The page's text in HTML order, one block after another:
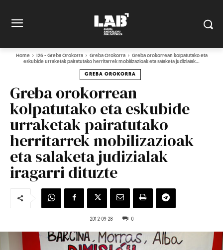
Home I26 - Greba Orokorra Greba Orokorra
Greba orokorrean kolpatutako eta
eskubide urraketak pairatutako herritarrek mobilizazioak eta salaketa judizialak...
GREBA OROKORRA
Greba orokorrean
kolpatutako eta eskubide
urraketak pairatutako
herritarrek mobilizazioak
eta salaketa judizialak
iragarri dituzte
2012-09-28 0